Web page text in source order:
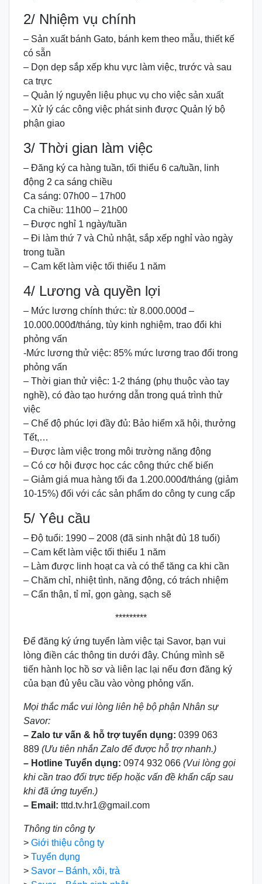
2/ Nhiệm vụ chính
– Sản xuất bánh Gato, bánh kem theo mẫu, thiết kế
có sẵn
– Dọn dẹp sắp xếp khu vực làm việc, trước và sau
ca trực
– Quản lý nguyên liệu phục vụ cho việc sản xuất
– Xử lý các công việc phát sinh được Quản lý bộ
phận giao
3/ Thời gian làm việc
– Đăng ký ca hàng tuần, tối thiểu 6 ca/tuần, linh
động 2 ca sáng chiều
Ca sáng: 07h00 – 17h00
Ca chiều: 11h00 – 21h00
– Được nghỉ 1 ngày/tuần
– Đi làm thứ 7 và Chủ nhật, sắp xếp nghỉ vào ngày
trong tuần
– Cam kết làm việc tối thiểu 1 năm
4/ Lương và quyền lợi
– Mức lương chính thức: từ 8.000.000đ –
10.000.000đ/tháng, tùy kinh nghiệm, trao đổi khi
phỏng vấn
-Mức lương thử việc: 85% mức lương trao đổi trong
phỏng vấn
– Thời gian thử việc: 1-2 tháng (phụ thuộc vào tay
nghề), có đào tạo hướng dẫn trong quá trình thử
việc
– Chế độ phúc lợi đầy đủ: Bảo hiểm xã hội, thưởng
Tết,…
– Được làm việc trong môi trường năng động
– Có cơ hội được học các công thức chế biến
– Giảm giá mua hàng tối đa 1.200.000đ/tháng (giảm
10-15%) đối với các sản phẩm do công ty cung cấp
5/ Yêu cầu
– Độ tuổi: 1990 – 2008 (đã sinh nhật đủ 18 tuổi)
– Cam kết làm việc tối thiểu 1 năm
– Làm được linh hoạt ca và có thể tăng ca khi cần
– Chăm chỉ, nhiệt tình, năng động, có trách nhiệm
– Cẩn thận, tỉ mỉ, gọn gàng, sạch sẽ
*********
Để đăng ký ứng tuyển làm việc tại Savor, bạn vui
lòng điền các thông tin dưới đây. Chúng mình sẽ
tiến hành lọc hồ sơ và liên lạc lại nếu đơn đăng ký
của bạn đủ yêu cầu vào vòng phỏng vấn.
Mọi thắc mắc vui lòng liên hệ bộ phận Nhân sự
Savor:
– Zalo tư vấn & hỗ trợ tuyển dụng: 0399 063
889 (Ưu tiên nhắn Zalo để được hỗ trợ nhanh.)
– Hotline Tuyển dụng: 0974 932 066 (Vui lòng gọi
khi cần trao đổi trực tiếp hoặc vấn đề khẩn cấp sau
khi đã ứng tuyển.)
– Email: tttd.tv.hr1@gmail.com
Thông tin công ty
> Giới thiệu công ty
> Tuyển dụng
> Savor – Bánh, xôi, trà